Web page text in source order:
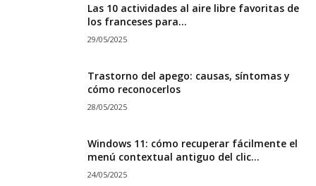
Las 10 actividades al aire libre favoritas de
los franceses para...
29/05/2025
Trastorno del apego: causas, síntomas y
cómo reconocerlos
28/05/2025
Windows 11: cómo recuperar fácilmente el
menú contextual antiguo del clic...
24/05/2025